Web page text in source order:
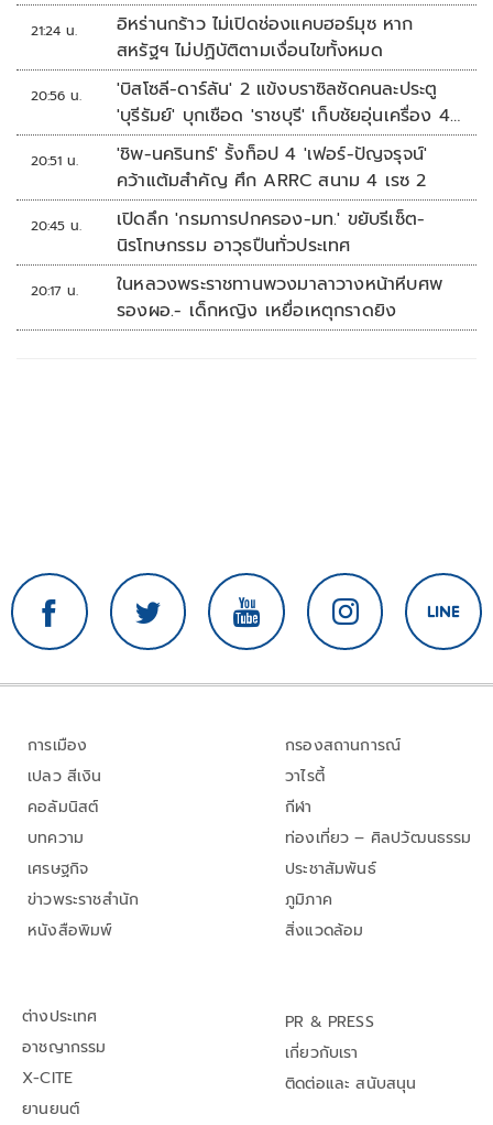
21:24 น.
อิหร่านกร้าว ไม่เปิดช่องแคบฮอร์มุซ หาก
สหรัฐฯ ไม่ปฏิบัติตามเงื่อนไขทั้งหมด
20:56 น.
'บิสโซลี-ดาร์ลัน' 2 แข้งบราซิลซัดคนละประตู
'บุรีรัมย์' บุกเชือด 'ราชบุรี' เก็บชัยอุ่นเครื่อง 4
นัดรวด
20:51 น.
'ชิพ-นครินทร์' รั้งท็อป 4 'เฟอร์-ปัญจรุจน์'
คว้าแต้มสำคัญ ศึก ARRC สนาม 4 เรซ 2
20:45 น.
เปิดลึก 'กรมการปกครอง-มท.' ขยับรีเซ็ต-
นิรโทษกรรม อาวุธปืนทั่วประเทศ
20:17 น.
ในหลวงพระราชทานพวงมาลาวางหน้าหีบศพ
รองผอ.- เด็กหญิง เหยื่อเหตุกราดยิง
การเมือง
เปลว สีเงิน
คอลัมนิสต์
บทความ
เศรษฐกิจ
ข่าวพระราชสำนัก
หนังสือพิมพ์
กรองสถานการณ์
วาไรตี้
กีฬา
ท่องเที่ยว – ศิลปวัฒนธรรม
ประชาสัมพันธ์
ภูมิภาค
สิ่งแวดล้อม
ต่างประเทศ
อาชญากรรม
X-CITE
ยานยนต์
PR & PRESS
เกี่ยวกับเรา
ติดต่อและ สนับสนุน